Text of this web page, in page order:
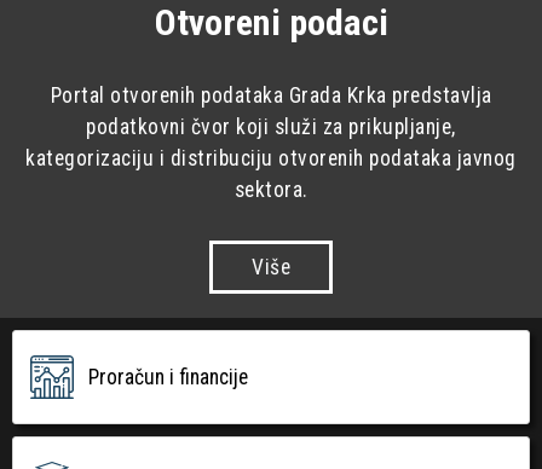
Otvoreni podaci
Portal otvorenih podataka Grada Krka predstavlja
podatkovni čvor koji služi za prikupljanje,
kategorizaciju i distribuciju otvorenih podataka javnog
sektora.
Više
Proračun i financije